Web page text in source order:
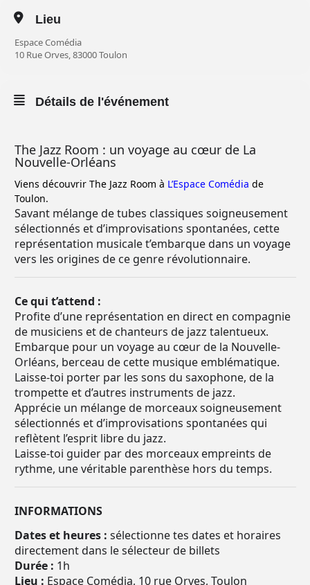
Lieu
Espace Comédia
10 Rue Orves, 83000 Toulon
Détails de l'événement
The Jazz Room : un voyage au cœur de La
Nouvelle-Orléans
Viens découvrir The Jazz Room à L’Espace Comédia de
Toulon.
Savant mélange de tubes classiques soigneusement
sélectionnés et d’improvisations spontanées, cette
représentation musicale t’embarque dans un voyage
vers les origines de ce genre révolutionnaire.
Ce qui t’attend :
Profite d’une représentation en direct en compagnie
de musiciens et de chanteurs de jazz talentueux.
Embarque pour un voyage au cœur de la Nouvelle-
Orléans, berceau de cette musique emblématique.
Laisse-toi porter par les sons du saxophone, de la
trompette et d’autres instruments de jazz.
Apprécie un mélange de morceaux soigneusement
sélectionnés et d’improvisations spontanées qui
reflètent l’esprit libre du jazz.
Laisse-toi guider par des morceaux empreints de
rythme, une véritable parenthèse hors du temps.
INFORMATIONS
Dates et heures : sélectionne tes dates et horaires
directement dans le sélecteur de billets
Durée : 1h
Lieu : Espace Comédia, 10 rue Orves, Toulon